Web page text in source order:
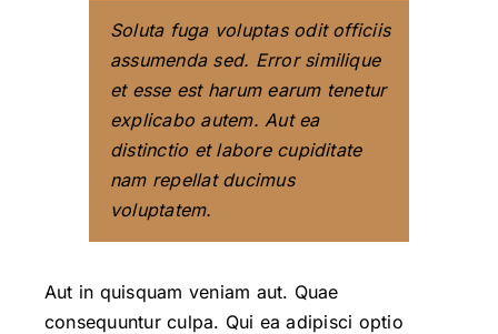
Soluta fuga voluptas odit officiis
assumenda sed. Error similique
et esse est harum earum tenetur
explicabo autem. Aut ea
distinctio et labore cupiditate
nam repellat ducimus
voluptatem.
Aut in quisquam veniam aut. Quae
consequuntur culpa. Qui ea adipisci optio